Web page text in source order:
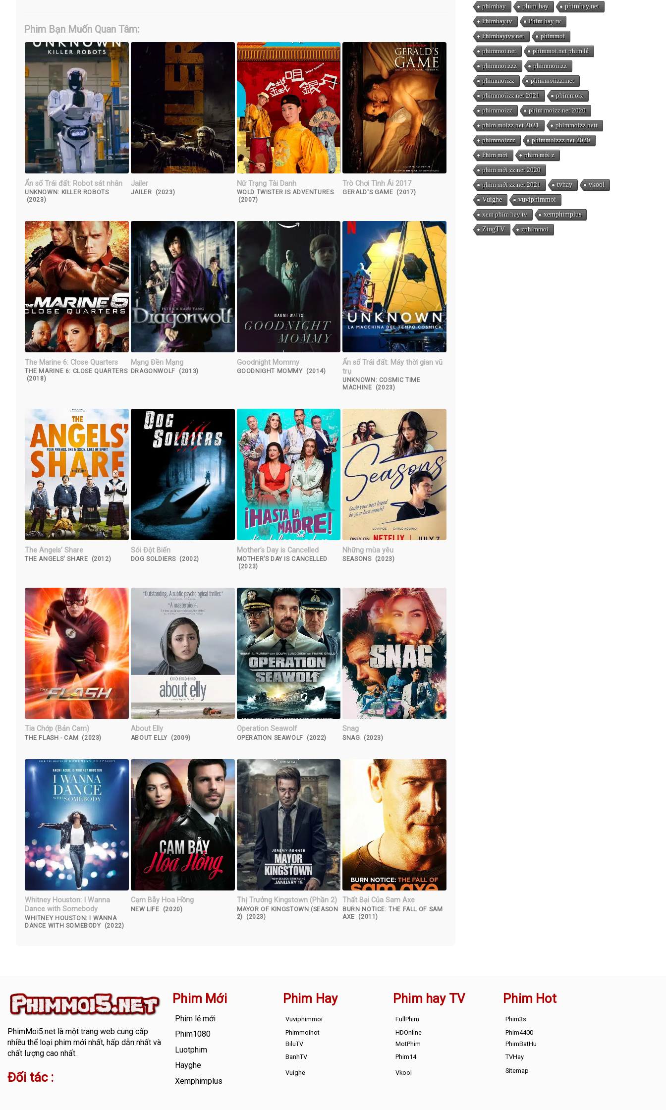
Phim Bạn Muốn Quan Tâm:
Ẩn số Trái đất: Robot sát nhân
UNKNOWN: KILLER ROBOTS
(2023)
Jailer
JAILER (2023)
Nữ Trạng Tài Danh
WOLD TWISTER IS ADVENTURES
(2007)
Trò Chơi Tình Ái 2017
GERALD'S GAME (2017)
The Marine 6: Close Quarters
THE MARINE 6: CLOSE QUARTERS
(2018)
Mạng Đền Mạng
DRAGONWOLF (2013)
Goodnight Mommy
GOODNIGHT MOMMY (2014)
Ẩn số Trái đất: Máy thời gian vũ
trụ
UNKNOWN: COSMIC TIME
MACHINE (2023)
The Angels’ Share
THE ANGELS' SHARE (2012)
Sói Đột Biến
DOG SOLDIERS (2002)
Mother’s Day is Cancelled
MOTHER’S DAY IS CANCELLED
(2023)
Những mùa yêu
SEASONS (2023)
Tia Chớp (Bản Cam)
THE FLASH - CAM (2023)
About Elly
ABOUT ELLY (2009)
Operation Seawolf
OPERATION SEAWOLF (2022)
Snag
SNAG (2023)
Whitney Houston: I Wanna
Dance with Somebody
WHITNEY HOUSTON: I WANNA
DANCE WITH SOMEBODY (2022)
Cạm Bẫy Hoa Hồng
NEW LIFE (2020)
Thị Trưởng Kingstown (Phần 2)
MAYOR OF KINGSTOWN (SEASON
2) (2023)
Thất Bại Của Sam Axe
BURN NOTICE: THE FALL OF SAM
AXE (2011)
phimhay phim hay
phimhay.net
Phimhay.tv
Phim hay tv
Phimhaytvv.net
phimmoi
phimmoi.net
phimmoi.net phim lẻ
phimmoi.zzz
phimmoii.zz
phimmoiizz
phimmoiizz.met
phimmoiizz.net 2021
phimmoiz
phimmoizz
phim moizz.net 2020
phim moizz.net 2021
phimmoizz.nett
phimmoizzz
phimmoizzz.net 2020
Phim mới
phim mới z
phim mới zz.net 2020
phim mới zz.net 2021
tvhay
vkool
Vuighe
vuviphimmoi
xem phim hay tv
xemphimplus
ZingTV
zphimmoi
PhimMoi5.netlà một trang web cung cấp
nhiều thể loại phim mới nhất, hấp dẫn nhất và
chất lượng cao nhất.
Đối tác :
Phim Mới
Phim lẻ mới
Phim1080
Luotphim
Hayghe
Xemphimplus
Phim Hay
Vuviphimmoi
Phimmoihot
BiluTV
BanhTV
Vuighe
Phim hay TV
FullPhim
HDOnline
MotPhim
Phim14
Vkool
Phim Hot
Phim3s
Phim4400
PhimBatHu
TVHay
Sitemap